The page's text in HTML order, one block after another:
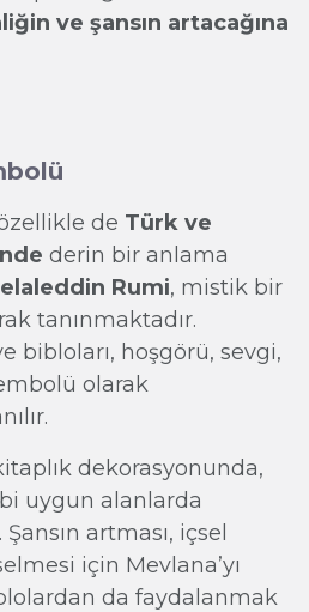
ve şansın artacağına
de Türk ve
derin bir anlama
Rumi, mistik bir
tanınmaktadır.
bibloları, hoşgörü, sevgi,
olarak
dekorasyonunda,
uygun alanlarda
artması, içsel
için Mevlana’yı
da faydalanmak